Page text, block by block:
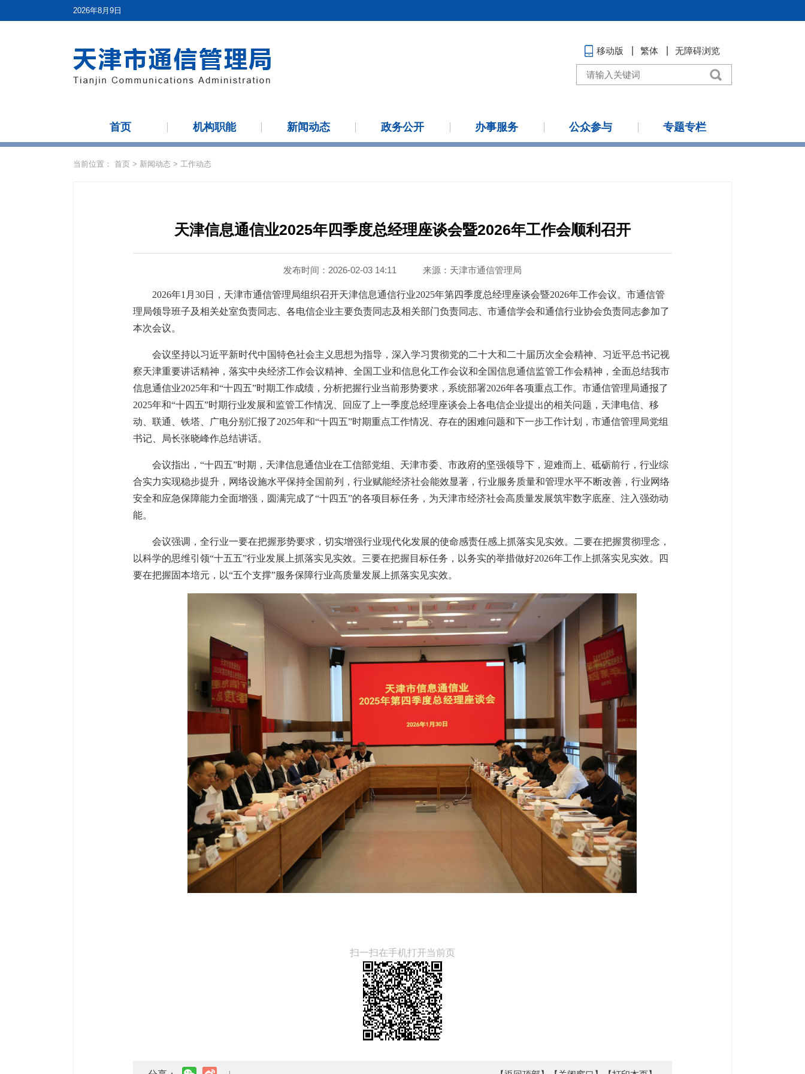
2026年8月9日
移动版 繁体 无障碍浏览
首页 机构职能 新闻动态 政务公开 办事服务 公众参与 专题专栏
当前位置： 首页 > 新闻动态 > 工作动态
天津信息通信业2025年四季度总经理座谈会暨2026年工作会顺利召开
发布时间：2026-02-03 14:11 来源： 天津市通信管理局
2026年1月30日，天津市通信管理局组织召开天津信息通信行业2025年第四季度总经理座谈会暨2026年工作会议。市通信管
理局领导班子及相关处室负责同志、各电信企业主要负责同志及相关部门负责同志、市通信学会和通信行业协会负责同志参加了
本次会议。
会议坚持以习近平新时代中国特色社会主义思想为指导，深入学习贯彻党的二十大和二十届历次全会精神、习近平总书记视
察天津重要讲话精神，落实中央经济工作会议精神、全国工业和信息化工作会议和全国信息通信监管工作会精神，全面总结我市
信息通信业2025年和“十四五”时期工作成绩，分析把握行业当前形势要求，系统部署2026年各项重点工作。市通信管理局通报了
2025年和“十四五”时期行业发展和监管工作情况、回应了上一季度总经理座谈会上各电信企业提出的相关问题，天津电信、移
动、联通、铁塔、广电分别汇报了2025年和“十四五”时期重点工作情况、存在的困难问题和下一步工作计划，市通信管理局党组
书记、局长张晓峰作总结讲话。
会议指出，“十四五”时期，天津信息通信业在工信部党组、天津市委、市政府的坚强领导下，迎难而上、砥砺前行，行业综
合实力实现稳步提升，网络设施水平保持全国前列，行业赋能经济社会能效显著，行业服务质量和管理水平不断改善，行业网络
安全和应急保障能力全面增强，圆满完成了“十四五”的各项目标任务，为天津市经济社会高质量发展筑牢数字底座、注入强劲动
能。
会议强调，全行业一要在把握形势要求，切实增强行业现代化发展的使命感责任感上抓落实见实效。二要在把握贯彻理念，
以科学的思维引领“十五五”行业发展上抓落实见实效。三要在把握目标任务，以务实的举措做好2026年工作上抓落实见实效。四
要在把握固本培元，以“五个支撑”服务保障行业高质量发展上抓落实见实效。
扫一扫在手机打开当前页